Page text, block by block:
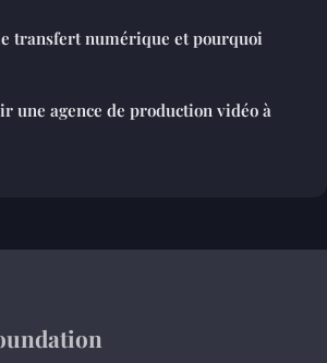
transfert numérique et pourquoi
une agence de production vidéo à